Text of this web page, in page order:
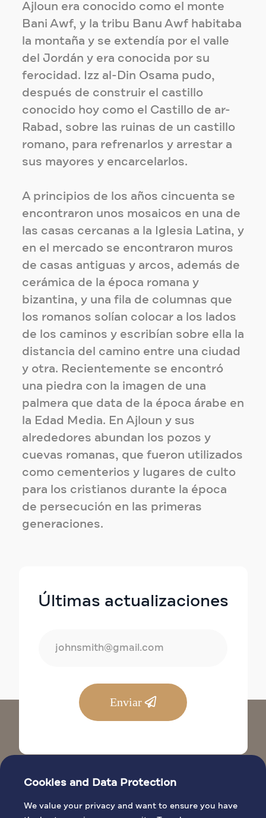
Ajloun era conocido como el monte
Bani Awf, y la tribu Banu Awf habitaba
la montaña y se extendía por el valle
del Jordán y era conocida por su
ferocidad. Izz al-Din Osama pudo,
después de construir el castillo
conocido hoy como el Castillo de ar-
Rabad, sobre las ruinas de un castillo
romano, para refrenarlos y arrestar a
sus mayores y encarcelarlos.
A principios de los años cincuenta se
encontraron unos mosaicos en una de
las casas cercanas a la Iglesia Latina, y
en el mercado se encontraron muros
de casas antiguas y arcos, además de
cerámica de la época romana y
bizantina, y una fila de columnas que
los romanos solían colocar a los lados
de los caminos y escribían sobre ella la
distancia del camino entre una ciudad
y otra. Recientemente se encontró
una piedra con la imagen de una
palmera que data de la época árabe en
la Edad Media. En Ajloun y sus
alrededores abundan los pozos y
cuevas romanas, que fueron utilizados
como cementerios y lugares de culto
para los cristianos durante la época
de persecución en las primeras
generaciones.
Cookies and Data Protection
We value your privacy and want to ensure you have
Últimas actualizaciones
Enviar